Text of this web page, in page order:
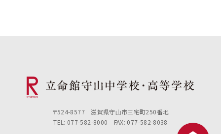
〒524-8577 滋賀県守山市三宅町250番地
TEL: 077-582-8000 FAX: 077-582-8038